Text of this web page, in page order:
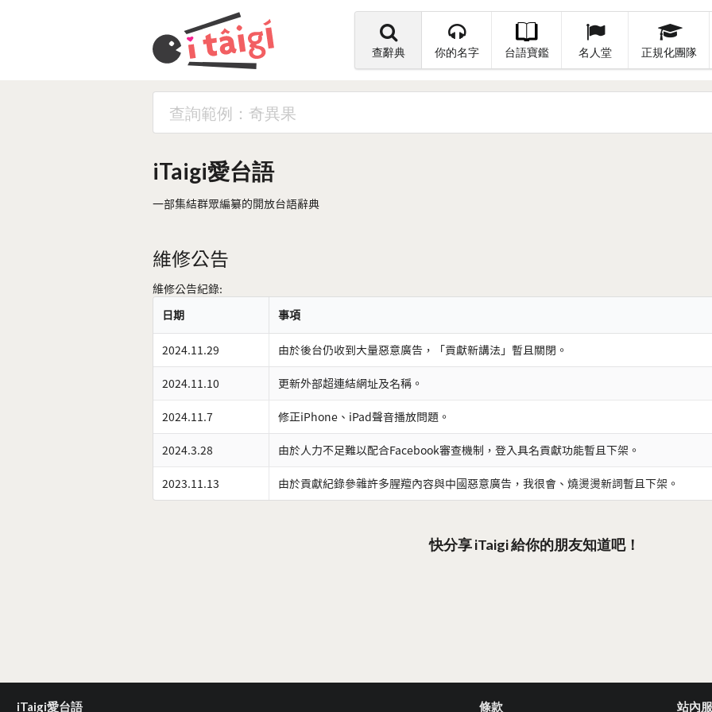
查辭典 你的名字 台語寶鑑 名人堂 正規化團隊
iTaigi愛台語
一部集結群眾編纂的開放台語辭典
維修公告
維修公告紀錄:
日期
事項
2024.11.29 由於後台仍收到大量惡意廣告，「貢獻新講法」暫且關閉。
2024.11.10 更新外部超連結網址及名稱。
2024.11.7 修正iPhone、iPad聲音播放問題。
2024.3.28 由於人力不足難以配合Facebook審查機制，登入具名貢獻功能暫且下架。
2023.11.13 由於貢獻紀錄參雜許多腥羶內容與中國惡意廣告，我很會、燒燙燙新詞暫且下架。
快分享 iTaigi 給你的朋友知道吧！
iTaigi愛台語 條款 站內